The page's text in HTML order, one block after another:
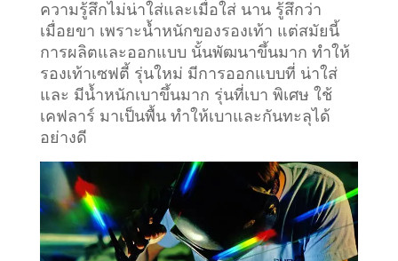
ความรู้สึกไม่น่าใส่และเมื่อใส่ นาน รู้สึกว่า
เมื่อยขา เพราะน้ำหนักของรองเท้า แต่สมัยนี้
การผลิตและออกแบบ นั้นพัฒนาขึ้นมาก ทำให้
รองเท้าเซฟตี้ รุ่นใหม่ มีการออกแบบที่ น่าใส่
และ มีน้ำหนักเบาขึ้นมาก รุ่นที่เบา พิเศษ ใช้
เคฟลาร์ มาเป็นพื้น ทำให้เบาและกันทะลุได้
อย่างดี